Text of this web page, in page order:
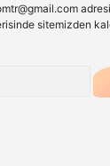
sitemizden